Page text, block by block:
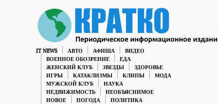
IT NEWS АВТО АФИША
ВИДЕО
ВОЕННОЕ ОБОЗРЕНИЕ
ЕДА
ЖЕНСКИЙ КЛУБ
ЗВЕЗДЫ
ЗДОРОВЬЕ
ИГРЫ
КАТАКЛИЗМЫ КЛИПЫ
МОДА
МУЖСКОЙ КЛУБ
НАУКА
НЕДВИЖИМОСТЬ
НЕОБЪЯСНИМОЕ
НОВОЕ
ПОГОДА
ПОЛИТИКА